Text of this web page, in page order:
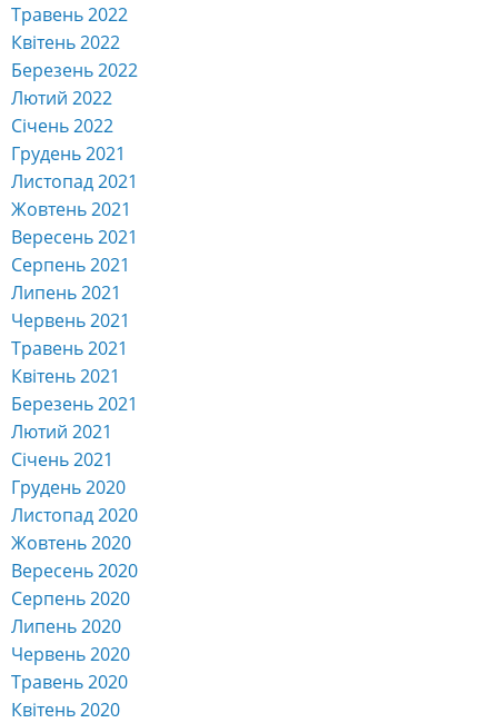
Травень 2022
Квітень 2022
Березень 2022
Лютий 2022
Січень 2022
Грудень 2021
Листопад 2021
Жовтень 2021
Вересень 2021
Серпень 2021
Липень 2021
Червень 2021
Травень 2021
Квітень 2021
Березень 2021
Лютий 2021
Січень 2021
Грудень 2020
Листопад 2020
Жовтень 2020
Вересень 2020
Серпень 2020
Липень 2020
Червень 2020
Травень 2020
Квітень 2020